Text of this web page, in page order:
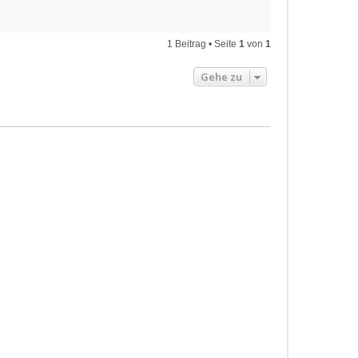
1 Beitrag • Seite 1 von 1
Gehe zu